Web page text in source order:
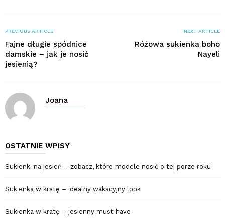
PREVIOUS ARTICLE
Fajne długie spódnice
damskie – jak je nosić
jesienią?
NEXT ARTICLE
Różowa sukienka boho
Nayeli
Joana
OSTATNIE WPISY
Sukienki na jesień – zobacz, które modele nosić o tej porze roku
Sukienka w kratę – idealny wakacyjny look
Sukienka w kratę – jesienny must have